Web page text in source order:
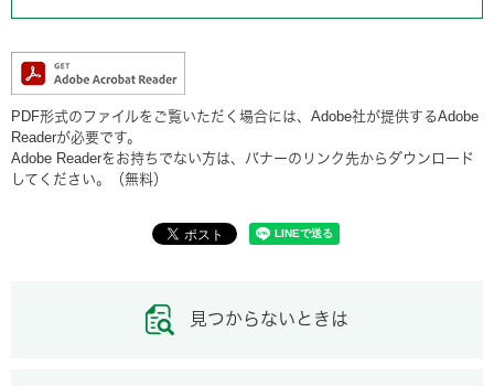
PDF形式のファイルをご覧いただく場合には、Adobe社が提供するAdobe
Readerが必要です。
Adobe Readerをお持ちでない方は、バナーのリンク先からダウンロード
してください。（無料）
見つからないときは